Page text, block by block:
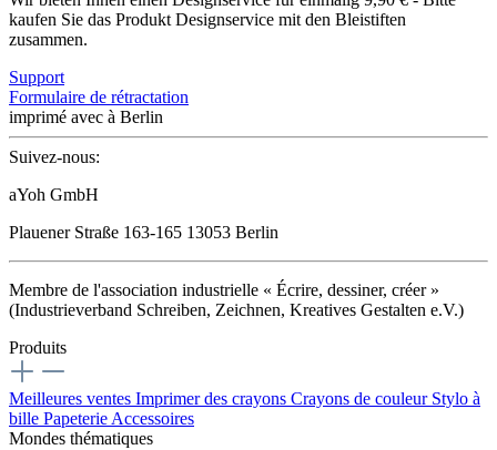
kaufen Sie das Produkt Designservice mit den Bleistiften
zusammen.
Support
Formulaire de rétractation
imprimé avec à Berlin
Suivez-nous:
aYoh GmbH
Plauener Straße 163-165 13053 Berlin
Membre de l'association industrielle « Écrire, dessiner, créer »
(Industrieverband Schreiben, Zeichnen, Kreatives Gestalten e.V.)
Produits
Meilleures ventes Imprimer des crayons Crayons de couleur Stylo à
bille Papeterie Accessoires
Mondes thématiques